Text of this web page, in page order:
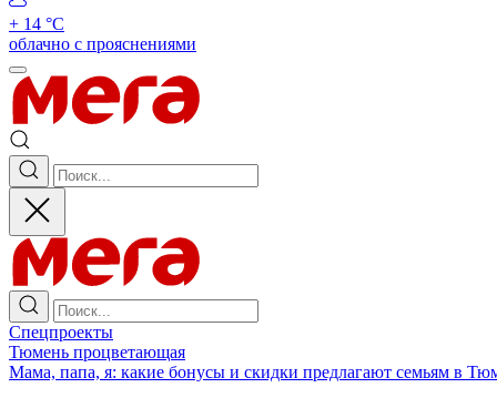
+ 14 °С
облачно с прояснениями
Спецпроекты
Тюмень процветающая
Мама, папа, я: какие бонусы и скидки предлагают семьям в